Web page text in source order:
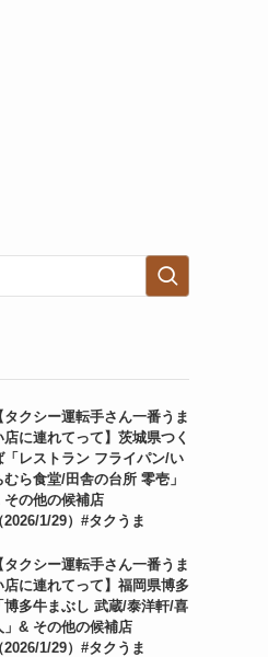
タクシー運転手さん一番うま
店に連れてって】茨城県つく
「レストラン フライパン/い
むら食堂/田舎の台所 零壱」
その他の候補店
2026/1/29）#タクうま
タクシー運転手さん一番うま
店に連れてって】福岡県博多
博多牛まぶし 武蔵/泰洋軒/喜
」& その他の候補店
2026/1/29）#タクうま